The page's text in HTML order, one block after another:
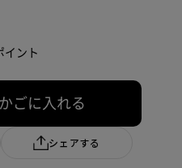
イント
ごに入れる
シェアする